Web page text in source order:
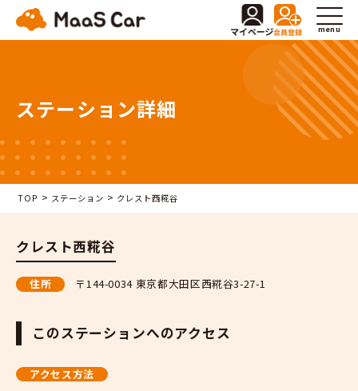
menu
ステーション詳細
TOP > ステーション > クレスト西糀谷
クレスト西糀谷
住所 〒144-0034 東京都大田区西糀谷3-27-1
このステーションへのアクセス
アクセス方法